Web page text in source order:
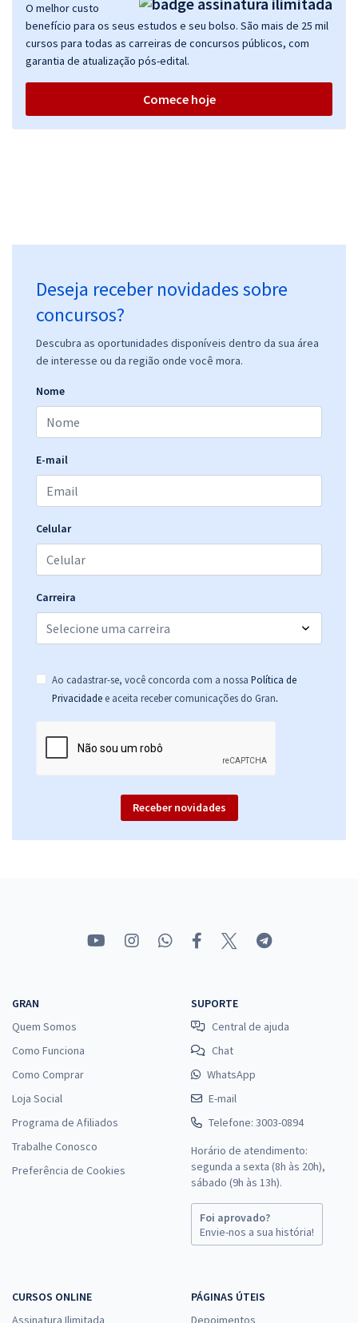
O melhor custo
benefício para os seus estudos e seu bolso. São mais de 25 mil
cursos para todas as carreiras de concursos públicos, com
garantia de atualização pós-edital.
Comece hoje
Deseja receber novidades sobre
concursos?
Descubra as oportunidades disponíveis dentro da sua área
de interesse ou da região onde você mora.
Nome
E-mail
Celular
Carreira
Ao cadastrar-se, você concorda com a nossa Política de
Privacidade e aceita receber comunicações do Gran.
Receber novidades
GRAN
Quem Somos
Como Funciona
Como Comprar
Loja Social
Programa de Afiliados
Trabalhe Conosco
Preferência de Cookies
SUPORTE
Central de ajuda
Chat
WhatsApp
E-mail
Telefone: 3003-0894
Horário de atendimento:
segunda a sexta (8h às 20h),
sábado (9h às 13h).
Foi aprovado?
Envie-nos a sua história!
CURSOS ONLINE
Assinatura Ilimitada
PÁGINAS ÚTEIS
Depoimentos